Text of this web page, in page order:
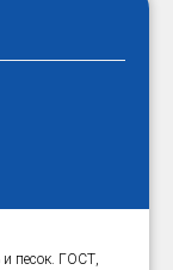
песок. ГОСТ,